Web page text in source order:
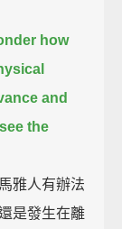
how
and
the
雅人有辦法
是發生在離